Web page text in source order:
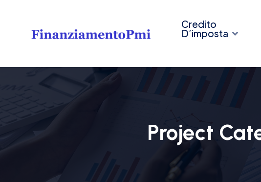
Credito
D’imposta
Project